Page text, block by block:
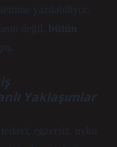
yazılabiliyor.
değil, bütün
Yaklaşımlar
egzersiz, uyku